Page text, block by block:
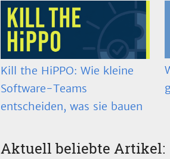
Kill the HiPPO: Wie kleine
Software-Teams
entscheiden, was sie bauen
Aktuell beliebte Artikel: